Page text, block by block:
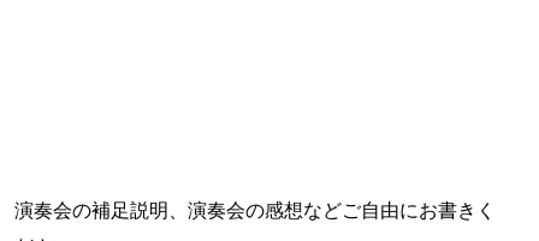
演奏会の補足説明、演奏会の感想などご自由にお書きく